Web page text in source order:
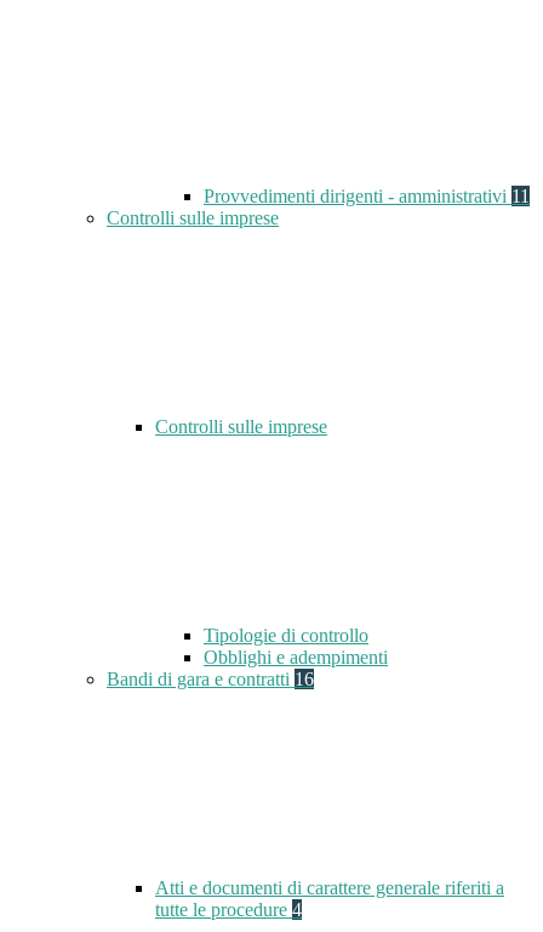
Provvedimenti dirigenti - amministrativi 11
Controlli sulle imprese
Controlli sulle imprese
Tipologie di controllo
Obblighi e adempimenti
Bandi di gara e contratti 16
Atti e documenti di carattere generale riferiti a
tutte le procedure 4